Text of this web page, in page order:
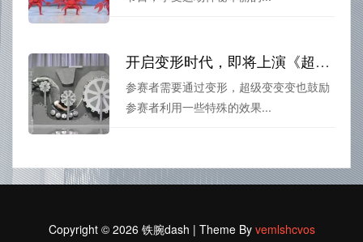
开启变形时代，即将上演《超级变变变》
参赛者需要通过变形，超级变变变也鼓励
参赛者利用一些特殊的效果...
Copyright © 2026 铁腕dash | Theme By vemlshcvos